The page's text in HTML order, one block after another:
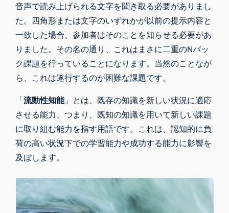
音声で読み上げられる文字を聞き取る必要がありまし
た。四角形または文字のいずれかが以前の提示内容と
一致した場合、参加者はそのことを知らせる必要があ
りました。その名の通り、これはまさに二重のNバッ
ク課題を行っていることになります。当然のことなが
ら、これは遂行するのが困難な課題です。
「流動性知能」とは、既存の知識を新しい状況に適応
させる能力、つまり、既知の知識を用いて新しい課題
に取り組む能力を指す用語です。これは、認知的に負
荷の高い状況下での学習能力や成功する能力に影響を
及ぼします。